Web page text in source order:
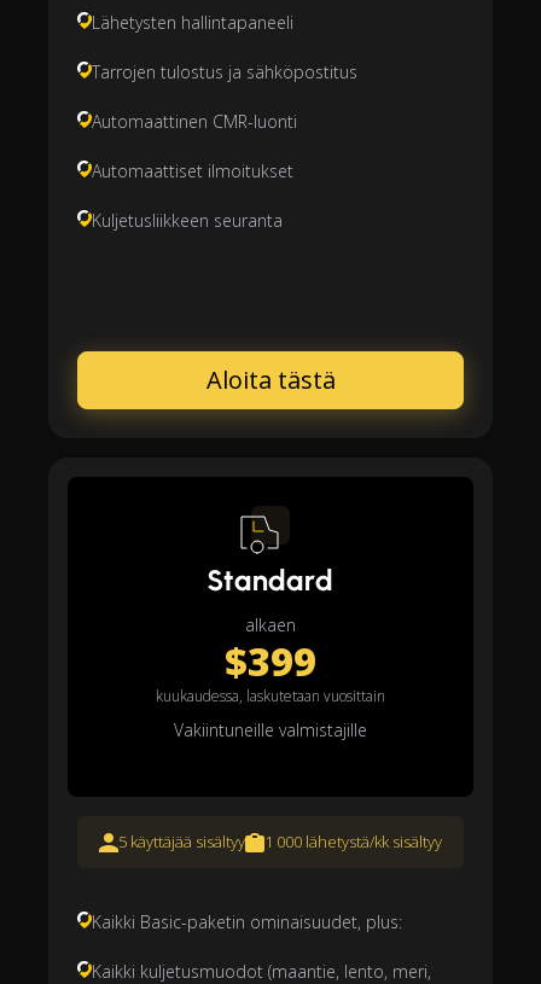
Lähetysten hallintapaneeli
Tarrojen tulostus ja sähköpostitus
Automaattinen CMR-luonti
Automaattiset ilmoitukset
Kuljetusliikkeen seuranta
Aloita tästä
Standard
alkaen
$399
kuukaudessa, laskutetaan vuosittain
Vakiintuneille valmistajille
5 käyttäjää sisältyy 1 000 lähetystä/kk sisältyy
Kaikki Basic-paketin ominaisuudet, plus:
Kaikki kuljetusmuodot (maantie, lento, meri,